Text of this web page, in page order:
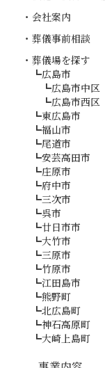
会社案内
葬儀事前相談
葬儀場を探す
広島市
広島市中区
広島市西区
東広島市
福山市
尾道市
安芸高田市
庄原市
府中市
三次市
呉市
廿日市市
大竹市
三原市
竹原市
江田島市
熊野町
北広島町
神石高原町
大崎上島町